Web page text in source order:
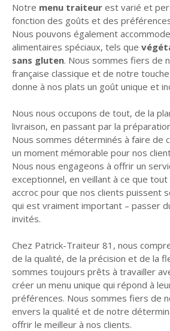
Notre menu traiteur est varié et
fonction des goûts et des
Nous pouvons également
alimentaires spéciaux, tels que
sans gluten. Nous sommes fiers de
française classique et de notre
donne à nos plats un goût unique et
Nous nous occupons de tout, de la
livraison, en passant par la
Nous sommes déterminés à faire de
un moment mémorable pour nos
Nous nous engageons à offrir un
exceptionnel, en veillant à ce que
accroc pour que nos clients puissent
qui est vraiment important – passer
invités.
Chez Patrick-Traiteur 81, nous
de la qualité, de la précision et de la
sommes toujours prêts à travailler
créer un menu unique qui répond à
préférences. Nous sommes fiers de
envers la qualité et de notre
offrir le meilleur à nos clients.